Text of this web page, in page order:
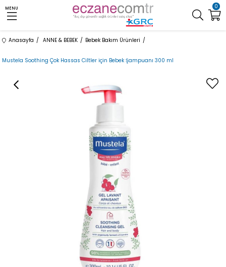
0
MENU
Anasayfa ANNE & BEBEK Bebek Bakım Ürünleri
​Mustela Soothing Çok Hassas Ciltler için Bebek Şampuanı 300 ml